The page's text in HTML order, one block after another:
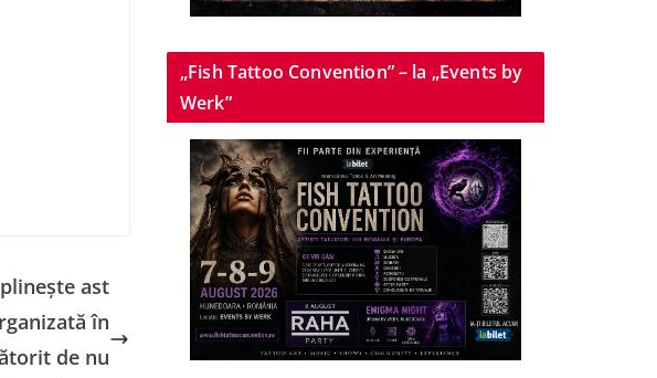
ast
în
de nu
„Fish Tattoo Convention” – la „Events by
Werk”